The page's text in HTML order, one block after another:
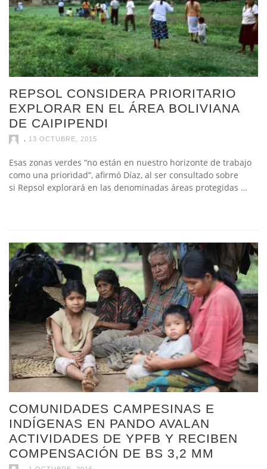
REPSOL CONSIDERA PRIORITARIO
EXPLORAR EN EL ÁREA BOLIVIANA
DE CAIPIPENDI
, 13 OCTUBRE, 2015
Esas zonas verdes “no están en nuestro horizonte de trabajo
como una prioridad”, afirmó Díaz, al ser consultado sobre
si Repsol explorará en las denominadas áreas protegidas …
COMUNIDADES CAMPESINAS E
INDÍGENAS EN PANDO AVALAN
ACTIVIDADES DE YPFB Y RECIBEN
COMPENSACIÓN DE BS 3,2 MM